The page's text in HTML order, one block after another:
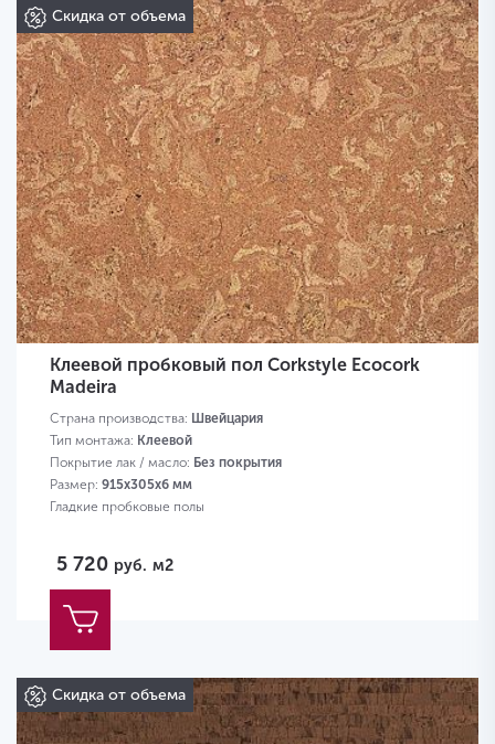
Скидка от объема
Клеевой пробковый пол Corkstyle Ecocork
Madeira
Страна производства: Швейцария
Тип монтажа: Клеевой
Покрытие лак / масло: Без покрытия
Размер: 915х305х6 мм
Гладкие пробковые полы
5 720 руб. м2
Скидка от объема